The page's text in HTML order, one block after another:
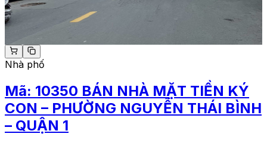
Nhà phố
Mã: 10350 BÁN NHÀ MẶT TIỀN KÝ
CON – PHƯỜNG NGUYỄN THÁI BÌNH
– QUẬN 1